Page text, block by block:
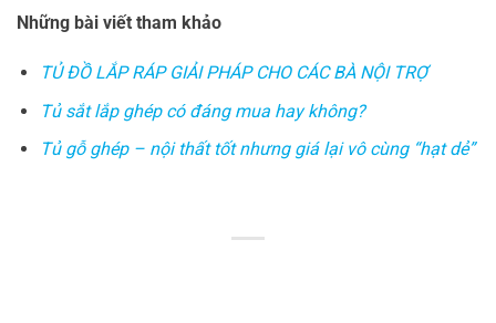
Những bài viết tham khảo
TỦ ĐỒ LẮP RÁP GIẢI PHÁP CHO CÁC BÀ NỘI TRỢ
Tủ sắt lắp ghép có đáng mua hay không?
Tủ gỗ ghép – nội thất tốt nhưng giá lại vô cùng “hạt dẻ”